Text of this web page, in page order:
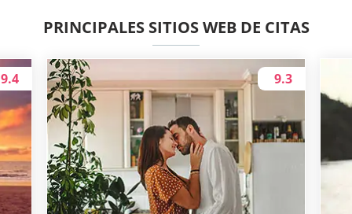
PRINCIPALES SITIOS WEB DE CITAS
9.4 9.3